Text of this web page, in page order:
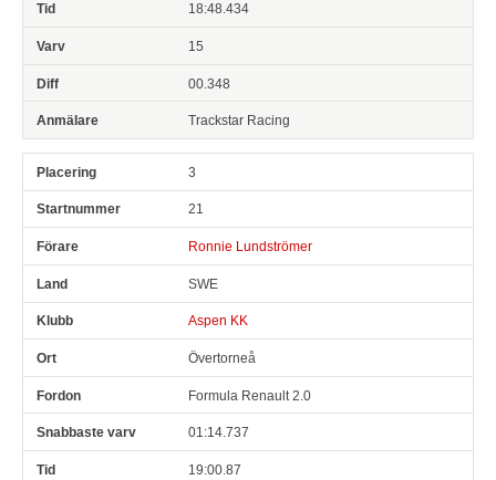
18:48.434
15
00.348
Trackstar Racing
3
21
Ronnie Lundströmer
SWE
Aspen KK
Övertorneå
Formula Renault 2.0
01:14.737
19:00.87